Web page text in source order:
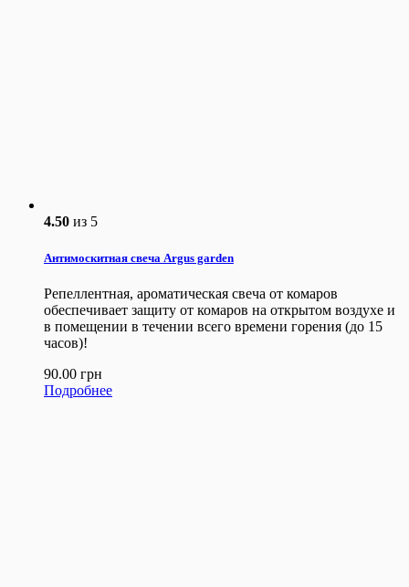
4.50 из 5
Антимоскитная свеча Argus garden
Репеллентная, ароматическая свеча от комаров
обеспечивает защиту от комаров на открытом воздухе и
в помещении в течении всего времени горения (до 15
часов)!
90.00 грн
Подробнее